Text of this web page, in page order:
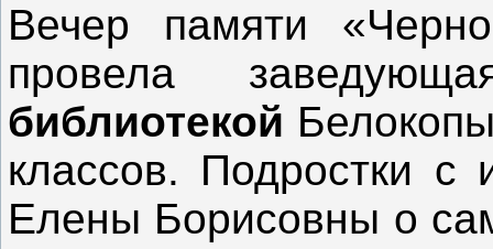
Вечер памяти
провела
библиотекой
классов. Подростки с
Елены Борисовны о